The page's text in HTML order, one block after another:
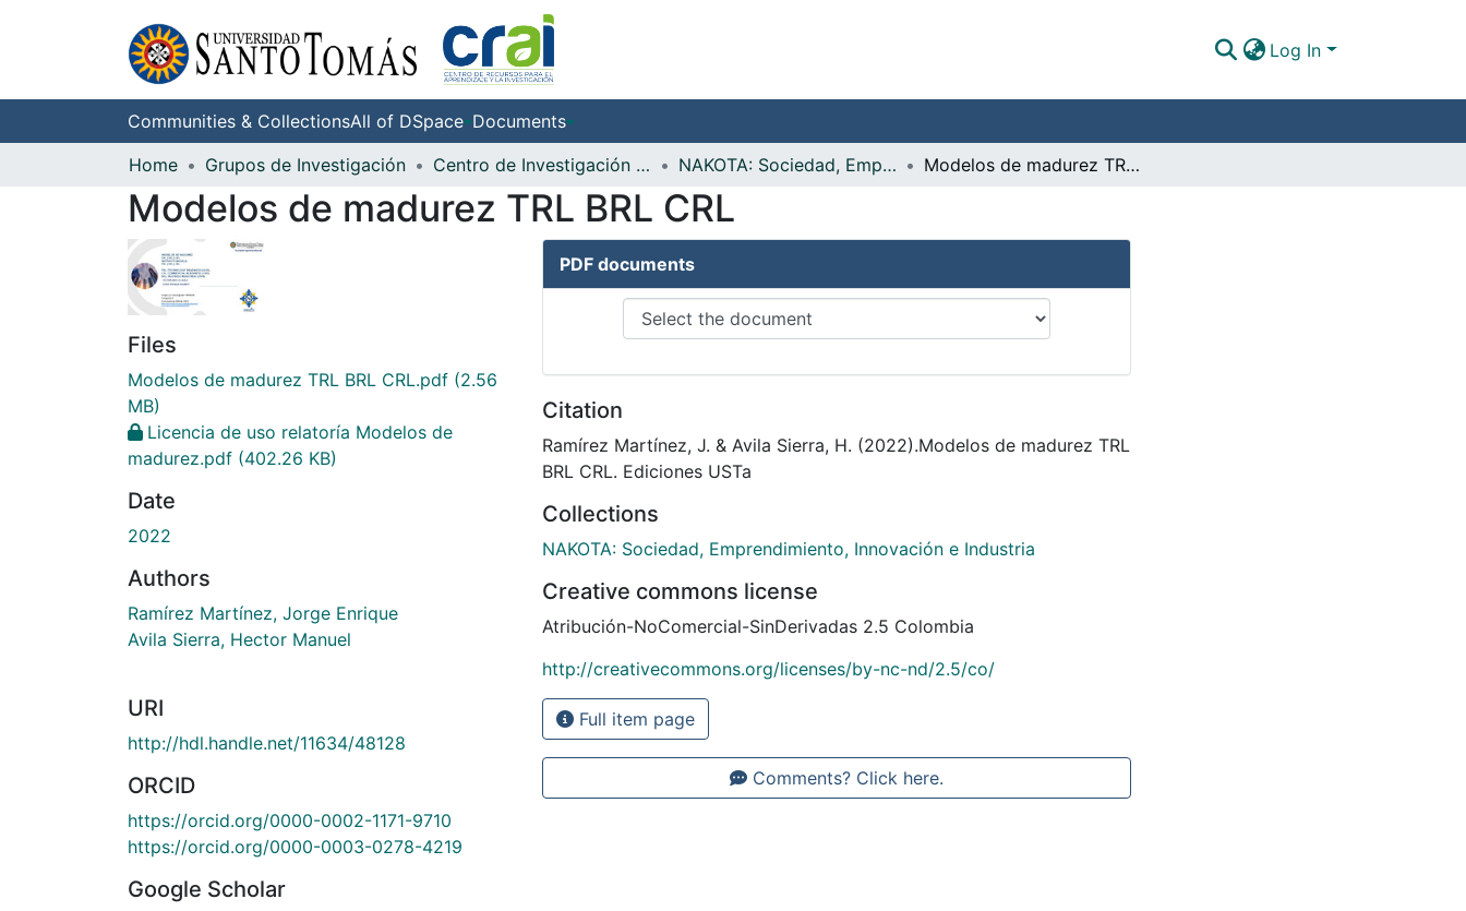
Log In
Communities & CollectionsAll of DSpace Documents
Home
Grupos de Investigación Centro de Investigación San Alberto Magno NAKOTA: Sociedad, Emprendimiento, Innovación e Industria Modelos de madurez TRL BRL CRL
Modelos de madurez TRL BRL CRL
Files
Modelos de madurez TRL BRL CRL.pdf (2.56
MB)
Licencia de uso relatoría Modelos de
madurez.pdf (402.26 KB)
Date
2022
Authors
Ramírez Martínez, Jorge Enrique
Avila Sierra, Hector Manuel
URI
http://hdl.handle.net/11634/48128
ORCID
https://orcid.org/0000-0002-1171-9710
https://orcid.org/0000-0003-0278-4219
Google Scholar
PDF documents
Citation
Ramírez Martínez, J. & Avila Sierra, H. (2022).Modelos de madurez TRL
BRL CRL. Ediciones USTa
Collections
NAKOTA: Sociedad, Emprendimiento, Innovación e Industria
Creative commons license
Atribución-NoComercial-SinDerivadas 2.5 Colombia
http://creativecommons.org/licenses/by-nc-nd/2.5/co/
Full item page
Comments? Click here.